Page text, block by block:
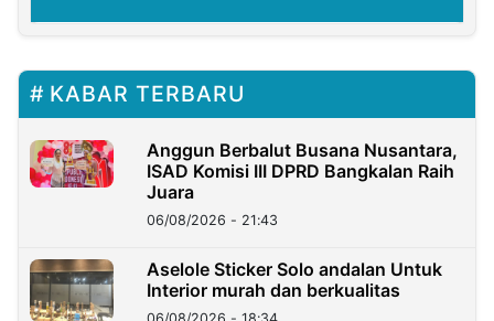
KABAR TERBARU
Anggun Berbalut Busana Nusantara,
ISAD Komisi III DPRD Bangkalan Raih
Juara
06/08/2026 - 21:43
Aselole Sticker Solo andalan Untuk
Interior murah dan berkualitas